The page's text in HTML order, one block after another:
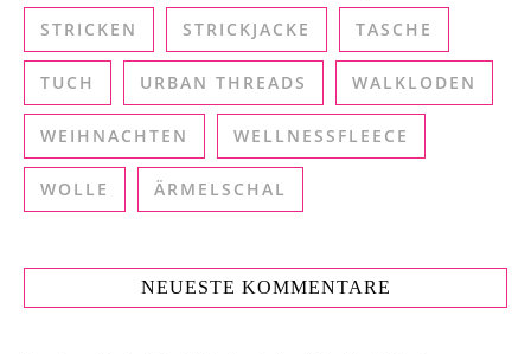
STRICKEN STRICKJACKE TASCHE
TUCH URBAN THREADS WALKLODEN
WEIHNACHTEN WELLNESSFLEECE
WOLLE ÄRMELSCHAL
NEUESTE KOMMENTARE